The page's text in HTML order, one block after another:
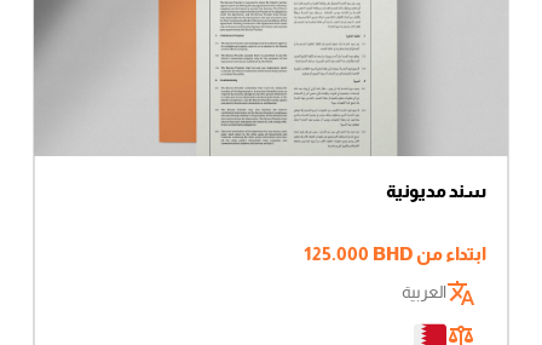
سند مديونية
ابتداء من 125.000 BHD
العربية